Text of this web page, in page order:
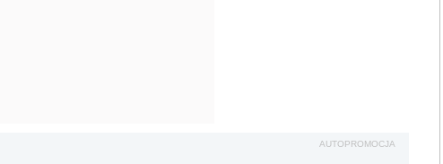
AUTOPROMOCJA